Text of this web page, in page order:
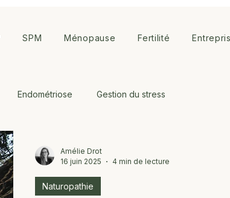
SPM Ménopause Fertilité
Endométriose Gestion du stress
Naturopathie
Amélie Drot
16 juin 2025
4 min de lecture